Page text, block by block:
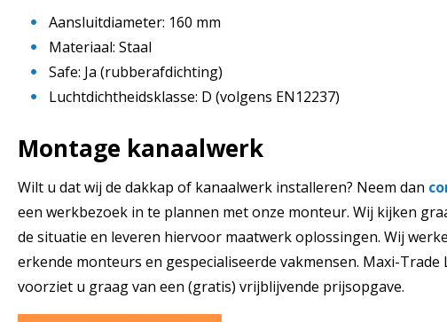
Aansluitdiameter: 160 mm
Materiaal: Staal
Safe: Ja (rubberafdichting)
Luchtdichtheidsklasse: D (volgens EN12237)
Montage kanaalwerk
Wilt u dat wij de dakkap of kanaalwerk installeren? Neem dan
een werkbezoek in te plannen met onze monteur. Wij kijken
de situatie en leveren hiervoor maatwerk oplossingen. Wij
erkende monteurs en gespecialiseerde vakmensen. Maxi-Trade
voorziet u graag van een (gratis) vrijblijvende prijsopgave.